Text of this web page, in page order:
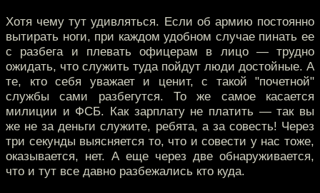
Хотя чему тут удивляться. Если об армию постоянно
вытирать ноги, при каждом удобном случае пинать ее
с разбега и плевать офицерам в лицо — трудно
ожидать, что служить туда пойдут люди достойные. А
те, кто себя уважает и ценит, с такой "почетной"
службы сами разбегутся. То же самое касается
милиции и ФСБ. Как зарплату не платить — так вы
же не за деньги служите, ребята, а за совесть! Через
три секунды выясняется то, что и совести у нас тоже,
оказывается, нет. А еще через две обнаруживается,
что и тут все давно разбежались кто куда.